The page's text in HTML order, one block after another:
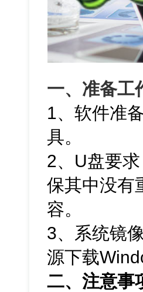
一、准备工
1、软件准
具。
2、U盘要
保其中没有
容。
3、系统镜
源下载
二、注意事